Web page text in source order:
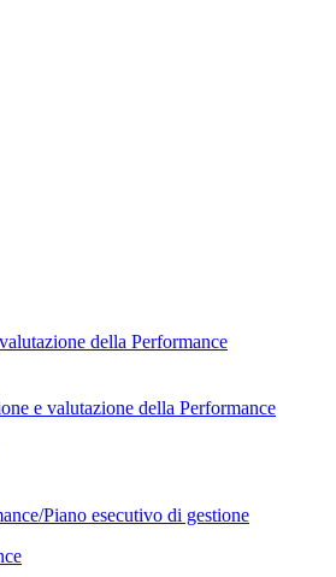
della Performance
e valutazione della Performance
Piano esecutivo di gestione